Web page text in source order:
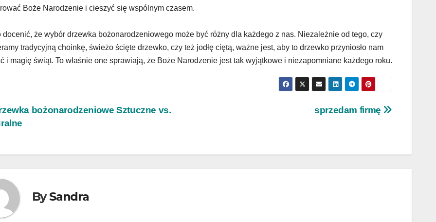
Boże Narodzenie i cieszyć się wspólnym czasem.
docenić, że wybór drzewka bożonarodzeniowego może być różny dla każdego z nas. Niezależnie od tego, czy
tradycyjną choinkę, świeżo ścięte drzewko, czy też jodłę ciętą, ważne jest, aby to drzewko przyniosło nam
i magię świąt. To właśnie one sprawiają, że Boże Narodzenie jest tak wyjątkowe i niezapomniane każdego roku.
sprzedam firmę
bożonarodzeniowe Sztuczne vs.
BySandra